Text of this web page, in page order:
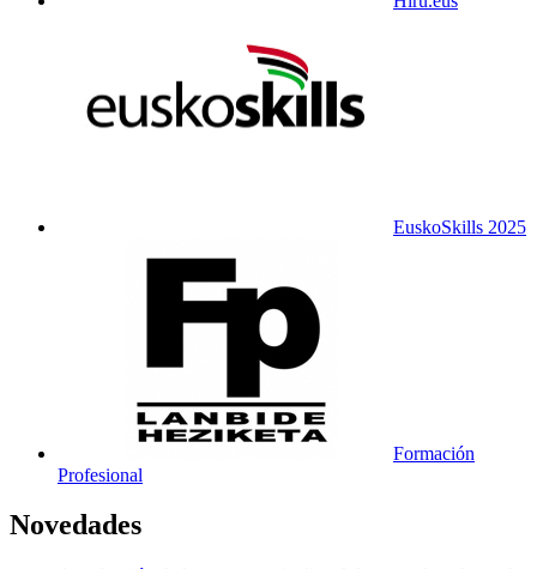
EuskoSkills 2025
Formación
Profesional
Novedades